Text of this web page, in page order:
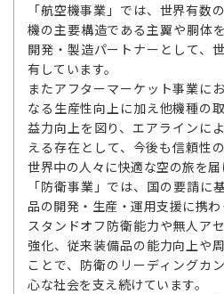
「航空機事業」では、世界有数
機の主要構造である主翼や胴体
開発・製造パートナーとして、
有しています。
またアフターマーケット事業に
なる生産性向上に加え他機種の
益力向上を図り、エアラインに
える存在として、今後も信頼性
世界中の人々に快適な空の旅を届
「防衛事業」では、国の要請に
品の開発・生産・運用支援に携わ
スタンドオフ防衛能力や無人ア
強化、従来装備品の能力向上や
ことで、防衛のリーディングカ
心な社会を支え続けています。